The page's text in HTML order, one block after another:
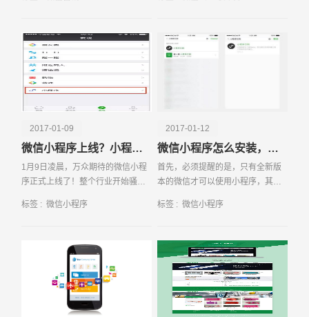
高枕无忧吗？事实上，他们也需要
传统
公众号推送的文章；那么有搜索就
2017-01-09
微信小程序上线？小程序到底是什么？
1月9日凌晨，万众期待的微信小程
序正式上线了！整个行业开始骚动
撕百度，脚踹阿里 听起来似乎有点
标签 : 微信小程序
2017-01-12
微信小程序怎么安装，在哪里找？
首先，必须提醒的是，只有全新版
本的微信才可以使用小程序，其他
把你的微信更新至iOS6 5 3版本或
标签 : 微信小程序